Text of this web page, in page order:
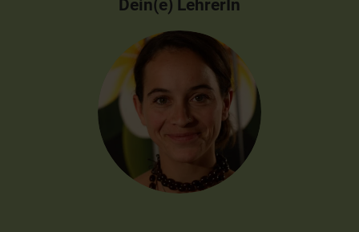
Dein(e) LehrerIn